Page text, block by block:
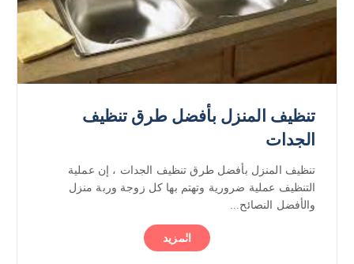
تنظيف المنزل بأفضل طرق تنظيف
الجدات
تنظيف المنزل بأفضل طرق تنظيف الجدات ، إن عملية
التنظيف عملية ضرورية وتهتم بها كل زوجة وربة منزل
والأفضل النصائح...
المزيد